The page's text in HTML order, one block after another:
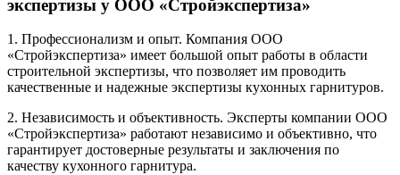
экспертизы у ООО «Стройэкспертиза»
1. Профессионализм и опыт. Компания ООО
«Стройэкспертиза» имеет большой опыт работы в области
строительной экспертизы, что позволяет им проводить
качественные и надежные экспертизы кухонных гарнитуров.
2. Независимость и объективность. Эксперты компании ООО
«Стройэкспертиза» работают независимо и объективно, что
гарантирует достоверные результаты и заключения по
качеству кухонного гарнитура.